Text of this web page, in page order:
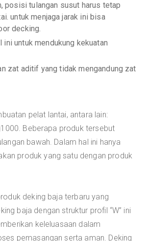
posisi tulangan susut harus tetap
untuk menjaga jarak ini bisa
decking.
untuk mendukung kekuatan
zat aditif yang tidak mengandung zat
pelat lantai, antara lain:
Beberapa produk tersebut
bawah. Dalam hal ini hanya
produk yang satu dengan produk
deking baja terbaru yang
baja dengan struktur profil “W” ini
keleluasaan dalam
pemasangan serta aman. Deking